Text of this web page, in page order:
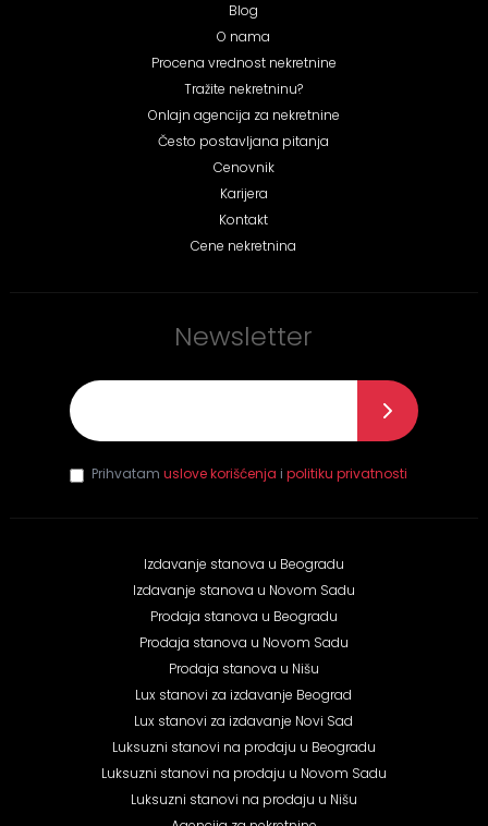
Blog
O nama
Procena vrednost nekretnine
Tražite nekretninu?
Onlajn agencija za nekretnine
Često postavljana pitanja
Cenovnik
Karijera
Kontakt
Cene nekretnina
Newsletter
Prihvatam uslove korišćenja i politiku privatnosti
Izdavanje stanova u Beogradu
Izdavanje stanova u Novom Sadu
Prodaja stanova u Beogradu
Prodaja stanova u Novom Sadu
Prodaja stanova u Nišu
Lux stanovi za izdavanje Beograd
Lux stanovi za izdavanje Novi Sad
Luksuzni stanovi na prodaju u Beogradu
Luksuzni stanovi na prodaju u Novom Sadu
Luksuzni stanovi na prodaju u Nišu